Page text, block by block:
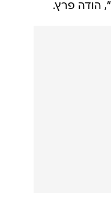
הודה פרץ.